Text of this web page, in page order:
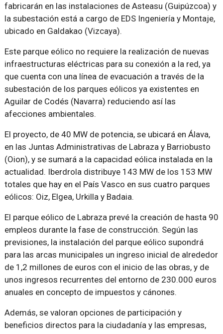
fabricarán en las instalaciones de Asteasu (Guipúzcoa) y
la subestación está a cargo de EDS Ingeniería y Montaje,
ubicado en Galdakao (Vizcaya).
Este parque eólico no requiere la realización de nuevas
infraestructuras eléctricas para su conexión a la red, ya
que cuenta con una línea de evacuación a través de la
subestación de los parques eólicos ya existentes en
Aguilar de Codés (Navarra) reduciendo así las
afecciones ambientales.
El proyecto, de 40 MW de potencia, se ubicará en Álava,
en las Juntas Administrativas de Labraza y Barriobusto
(Oion), y se sumará a la capacidad eólica instalada en la
actualidad. Iberdrola distribuye 143 MW de los 153 MW
totales que hay en el País Vasco en sus cuatro parques
eólicos: Oiz, Elgea, Urkilla y Badaia.
El parque eólico de Labraza prevé la creación de hasta 90
empleos durante la fase de construcción. Según las
previsiones, la instalación del parque eólico supondrá
para las arcas municipales un ingreso inicial de alrededor
de 1,2 millones de euros con el inicio de las obras, y de
unos ingresos recurrentes del entorno de 230.000 euros
anuales en concepto de impuestos y cánones.
Además, se valoran opciones de participación y
beneficios directos para la ciudadanía y las empresas,